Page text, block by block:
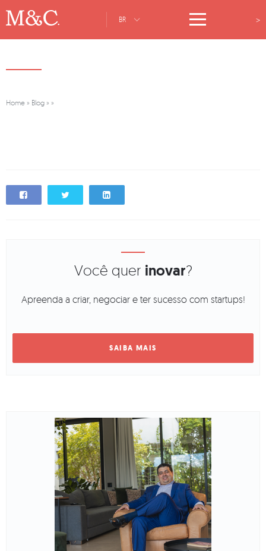
BR >
Home » Blog » »
Você quer inovar?
Apreenda a criar, negociar e ter sucesso com startups!